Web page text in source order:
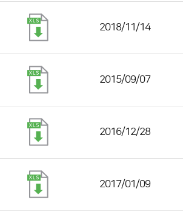
2018/11/14
2015/09/07
2016/12/28
2017/01/09